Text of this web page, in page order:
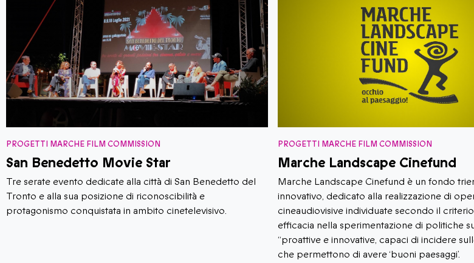
PROGETTI MARCHE FILM COMMISSION
Marche Landscape Cinefund
Marche Landscape Cinefund è un fondo triennale
innovativo, dedicato alla realizzazione di opere
cineaudiovisive individuate secondo il criterio della loro
PROGETTI MARCHE FILM COMMISSION
MyMarche
MyMarche è un progetto di scouting
del location manager di fama internazionale
Nardi.